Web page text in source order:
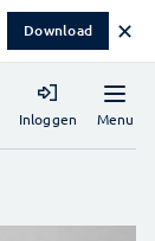
Download ✕
Menu
Inloggen